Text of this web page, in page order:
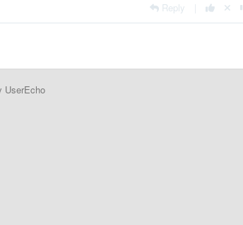
Reply